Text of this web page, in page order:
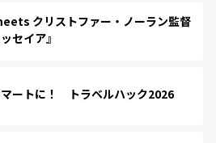
クリストファー・ノーラン監督
セイア』
ートに！ トラベルハック2026